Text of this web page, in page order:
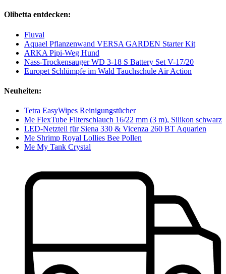
Olibetta entdecken:
Fluval
Aquael Pflanzenwand VERSA GARDEN Starter Kit
ARKA Pipi-Weg Hund
Nass-Trockensauger WD 3-18 S Battery Set V-17/20
Europet Schlümpfe im Wald Tauchschule Air Action
Neuheiten:
Tetra EasyWipes Reinigungstücher
Me FlexTube Filterschlauch 16/22 mm (3 m), Silikon schwarz
LED-Netzteil für Siena 330 & Vicenza 260 BT Aquarien
Me Shrimp Royal Lollies Bee Pollen
Me My Tank Crystal